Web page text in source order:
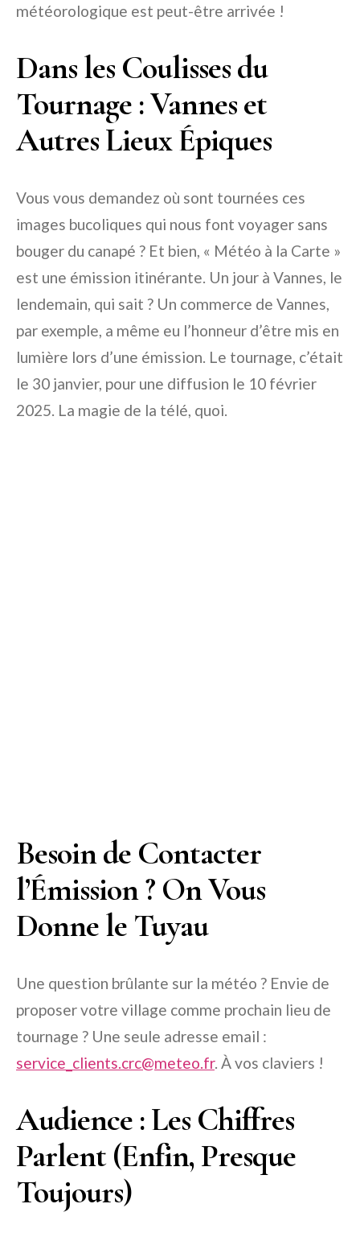
météorologique est peut-être arrivée !
Dans les Coulisses du
Tournage : Vannes et
Autres Lieux Épiques
Vous vous demandez où sont tournées ces
images bucoliques qui nous font voyager sans
bouger du canapé ? Et bien, « Météo à la Carte »
est une émission itinérante. Un jour à Vannes, le
lendemain, qui sait ? Un commerce de Vannes,
par exemple, a même eu l’honneur d’être mis en
lumière lors d’une émission. Le tournage, c’était
le 30 janvier, pour une diffusion le 10 février
2025. La magie de la télé, quoi.
Besoin de Contacter
l’Émission ? On Vous
Donne le Tuyau
Une question brûlante sur la météo ? Envie de
proposer votre village comme prochain lieu de
tournage ? Une seule adresse email :
service_clients.crc@meteo.fr. À vos claviers !
Audience : Les Chiffres
Parlent (Enfin, Presque
Toujours)